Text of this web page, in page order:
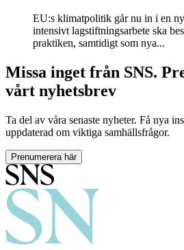
EU:s klimatpolitik går nu in i en
intensivt lagstiftningsarbete ska
praktiken, samtidigt som nya...
Missa inget från SNS.
vårt nyhetsbrev
Ta del av våra senaste nyheter. Få nya
uppdaterad om viktiga samhällsfrågor.
Prenumerera här